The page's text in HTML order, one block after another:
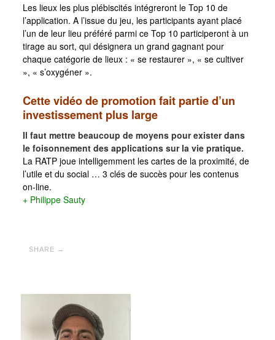
Les lieux les plus plébiscités intégreront le Top 10 de
l’application. A l’issue du jeu, les participants ayant placé
l’un de leur lieu préféré parmi ce Top 10 participeront à un
tirage au sort, qui désignera un grand gagnant pour
chaque catégorie de lieux : « se restaurer », « se cultiver
», « s’oxygéner ».
Cette vidéo de promotion fait partie d’un
investissement plus large
Il faut mettre beaucoup de moyens pour exister dans
le foisonnement des applications sur la vie pratique.
La RATP joue intelligemment les cartes de la proximité, de
l’utile et du social … 3 clés de succès pour les contenus
on-line.
+ Philippe Sauty
SHARE →